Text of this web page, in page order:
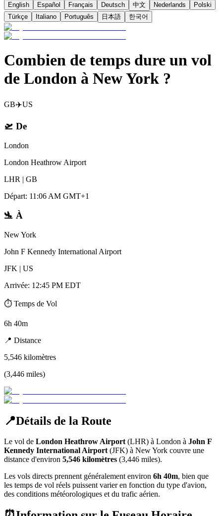
English Español Français Deutsch 中文 Nederlands
Polski
Türkçe
Italiano Português 日本語 한국어
Combien de temps dure un vol
de London à New York ?
GB✈️US
🛫 De
London
London Heathrow Airport
LHR | GB
Départ: 11:06 AM GMT+1
🛬 À
New York
John F Kennedy International Airport
JFK | US
Arrivée: 12:45 PM EDT
⏱️ Temps de Vol
6h 40m
📍 Distance
5,546 kilomètres
(3,446 miles)
📍Détails de la Route
Le vol de London Heathrow Airport(LHR) à London à John F
Kennedy International Airport(JFK) à New York couvre une
distance d'environ 5,546 kilomètres (3,446 miles).
Les vols directs prennent généralement environ 6h 40m, bien que
les temps de vol réels puissent varier en fonction du type d'avion,
des conditions météorologiques et du trafic aérien.